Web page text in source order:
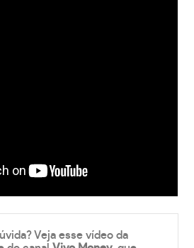
Veja esse vídeo da